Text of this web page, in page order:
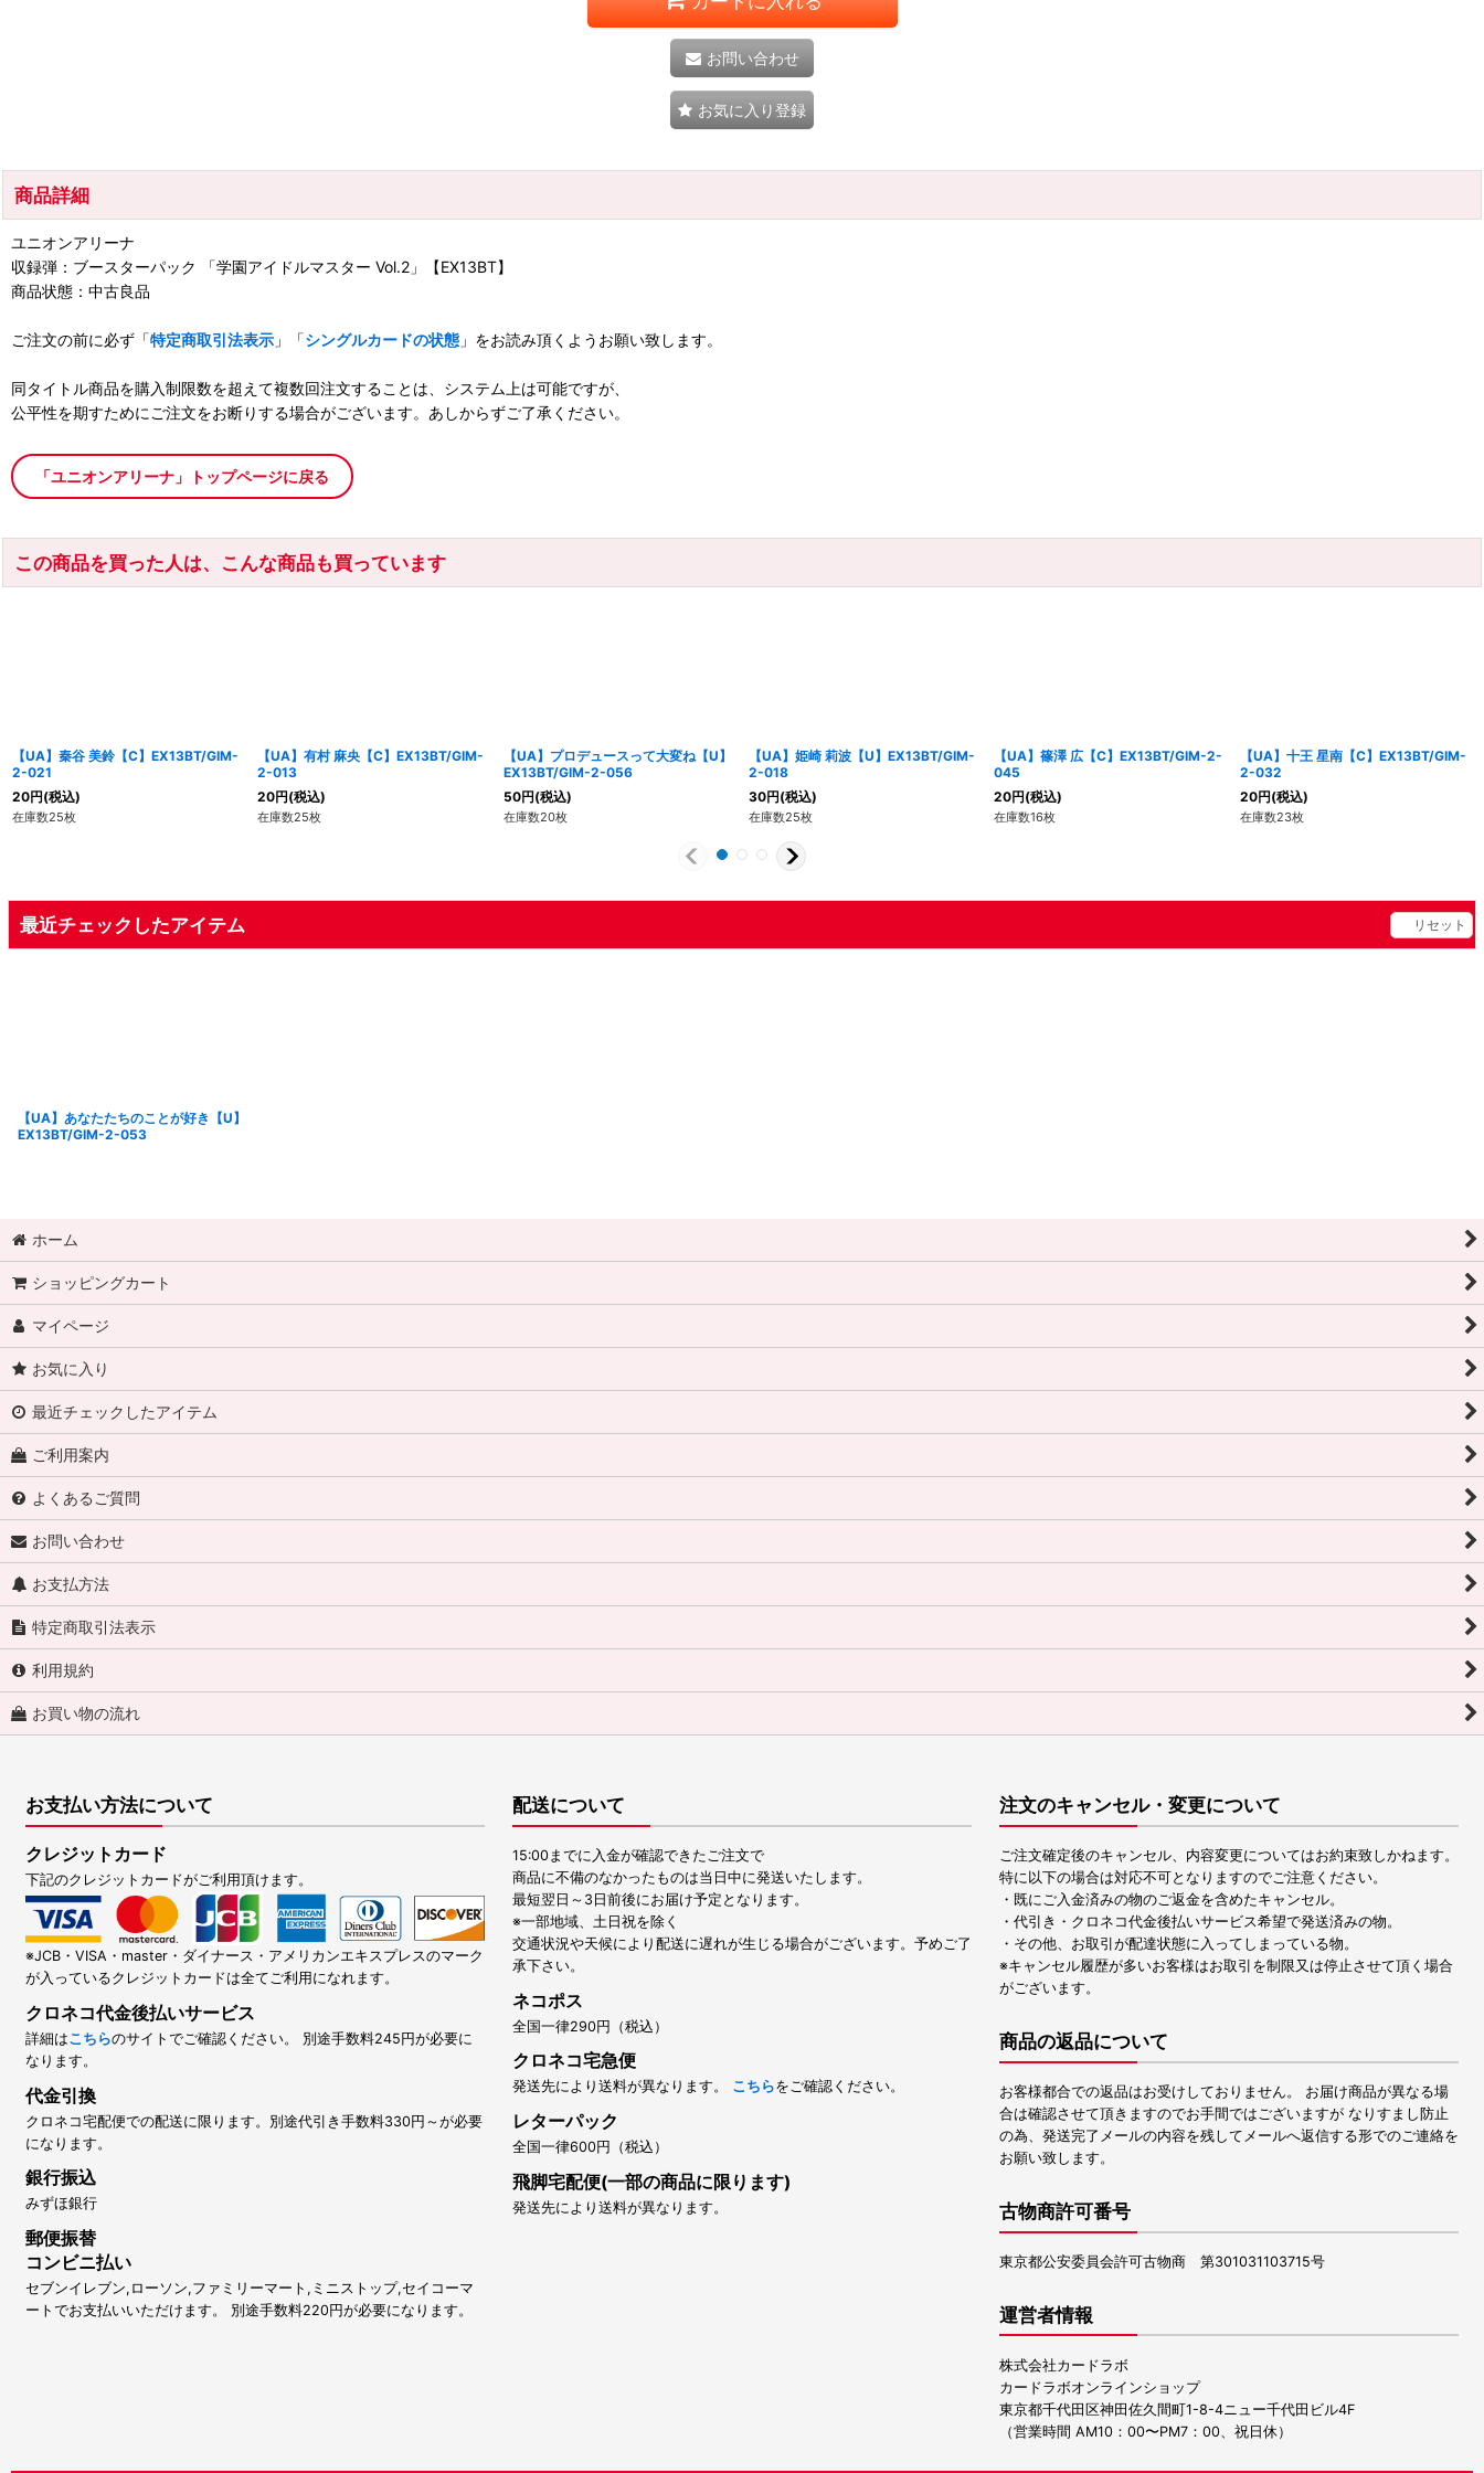
お問い合わせ
お気に入り登録
商品詳細
ユニオンアリーナ
収録弾：ブースターパック 「学園アイドルマスター Vol.2」【EX13BT】
商品状態：中古良品
ご注文の前に必ず「特定商取引法表示 」「シングルカードの状態 」をお読み頂くようお願い致します。
同タイトル商品を購入制限数を超えて複数回注文することは、システム上は可能ですが、
公平性を期すためにご注文をお断りする場合がございます。あしからずご了承ください。
「ユニオンアリーナ」トップページに戻る
この商品を買った人は、こんな商品も買っています
【UA】秦谷 美鈴【C】EX13BT/GIM-
2-021
20円(税込)
在庫数25枚
【UA】有村 麻央【C】EX13BT/GIM-
2-013
20円(税込)
在庫数25枚
【UA】プロデュースって大変ね【U】
EX13BT/GIM-2-056
50円(税込)
在庫数20枚
【UA】姫崎 莉波【U】EX13BT/GIM-
2-018
30円(税込)
在庫数25枚
【UA】篠澤 広【C】EX13BT/GIM-2-
045
20円(税込)
在庫数16枚
【UA】十王 星南【C】EX13BT/GIM-
2-032
20円(税込)
在庫数23枚
最近チェックしたアイテム リセット
【UA】あなたたちのことが好き【U】
EX13BT/GIM-2-053
ホーム
ショッピングカート
マイページ
お気に入り
最近チェックしたアイテム
ご利用案内
よくあるご質問
お問い合わせ
お支払方法
特定商取引法表示
利用規約
お買い物の流れ
お支払い方法について
クレジットカード
下記のクレジットカードがご利用頂けます。
※JCB・VISA・master・ダイナース・アメリカンエキスプレスのマーク
が入っているクレジットカードは全てご利用になれます。
クロネコ代金後払いサービス
詳細はこちらのサイトでご確認ください。 別途手数料245円が必要に
なります。
代金引換
クロネコ宅配便での配送に限ります。別途代引き手数料330円～が必要
になります。
銀行振込
みずほ銀行
郵便振替
コンビニ払い
セブンイレブン,ローソン,ファミリーマート,ミニストップ,セイコーマ
ートでお支払いいただけます。 別途手数料220円が必要になります。
配送について
15:00までに入金が確認できたご注文で
商品に不備のなかったものは当日中に発送いたします。
最短翌日～3日前後にお届け予定となります。
※一部地域、土日祝を除く
交通状況や天候により配送に遅れが生じる場合がございます。予めご了
承下さい。
ネコポス
全国一律290円（税込）
クロネコ宅急便
発送先により送料が異なります。 こちらをご確認ください。
レターパック
全国一律600円（税込）
飛脚宅配便(一部の商品に限ります)
発送先により送料が異なります。
注文のキャンセル・変更について
ご注文確定後のキャンセル、内容変更についてはお約束致しかねます。
特に以下の場合は対応不可となりますのでご注意ください。
・既にご入金済みの物のご返金を含めたキャンセル。
・代引き・クロネコ代金後払いサービス希望で発送済みの物。
・その他、お取引が配達状態に入ってしまっている物。
※キャンセル履歴が多いお客様はお取引を制限又は停止させて頂く場合
がございます。
商品の返品について
お客様都合での返品はお受けしておりません。 お届け商品が異なる場
合は確認させて頂きますのでお手間ではございますが なりすまし防止
の為、発送完了メールの内容を残してメールへ返信する形でのご連絡を
お願い致します。
古物商許可番号
東京都公安委員会許可古物商 第301031103715号
運営者情報
株式会社カードラボ
カードラボオンラインショップ
東京都千代田区神田佐久間町1-8-4ニュー千代田ビル4F
（営業時間 AM10：00〜PM7：00、祝日休）